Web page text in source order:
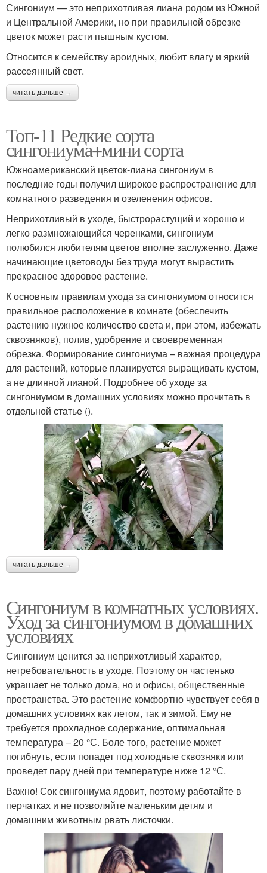
Сингониум — это неприхотливая лиана родом из Южной
и Центральной Америки, но при правильной обрезке
цветок может расти пышным кустом.
Относится к семейству ароидных, любит влагу и яркий
рассеянный свет.
читать дальше →
Топ-11 Редкие сорта
сингониума+мини сорта
Южноамериканский цветок-лиана сингониум в
последние годы получил широкое распространение для
комнатного разведения и озеленения офисов.
Неприхотливый в уходе, быстрорастущий и хорошо и
легко размножающийся черенками, сингониум
полюбился любителям цветов вполне заслуженно. Даже
начинающие цветоводы без труда могут вырастить
прекрасное здоровое растение.
К основным правилам ухода за сингониумом относится
правильное расположение в комнате (обеспечить
растению нужное количество света и, при этом, избежать
сквозняков), полив, удобрение и своевременная
обрезка. Формирование сингониума – важная процедура
для растений, которые планируется выращивать кустом,
а не длинной лианой. Подробнее об уходе за
сингониумом в домашних условиях можно прочитать в
отдельной статье ().
читать дальше →
Сингониум в комнатных условиях.
Уход за сингониумом в домашних
условиях
Сингониум ценится за неприхотливый характер,
нетребовательность в уходе. Поэтому он частенько
украшает не только дома, но и офисы, общественные
пространства. Это растение комфортно чувствует себя в
домашних условиях как летом, так и зимой. Ему не
требуется прохладное содержание, оптимальная
температура – 20 °С. Боле того, растение может
погибнуть, если попадет под холодные сквозняки или
проведет пару дней при температуре ниже 12 °С.
Важно! Сок сингониума ядовит, поэтому работайте в
перчатках и не позволяйте маленьким детям и
домашним животным рвать листочки.